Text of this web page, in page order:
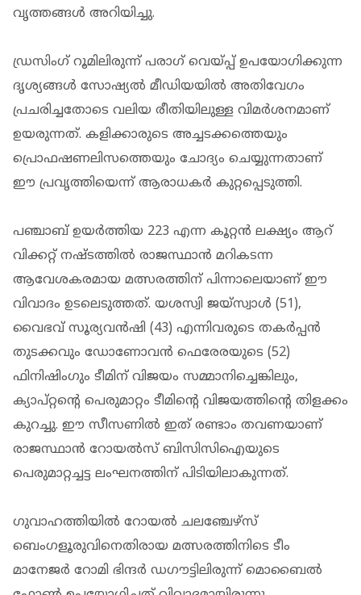
വൃത്തങ്ങള്‍ അറിയിച്ചു.
ഡ്രസിംഗ് റൂമിലിരുന്ന് പരാഗ് വെയ്പ്പ് ഉപയോഗിക്കുന്ന
ദൃശ്യങ്ങള്‍ സോഷ്യല്‍ മീഡിയയില്‍ അതിവേഗം
പ്രചരിച്ചതോടെ വലിയ രീതിയിലുള്ള വിമര്‍ശനമാണ്
ഉയരുന്നത്. കളിക്കാരുടെ അച്ചടക്കത്തെയും
പ്രൊഫഷണലിസത്തെയും ചോദ്യം ചെയ്യുന്നതാണ്
ഈ പ്രവൃത്തിയെന്ന് ആരാധകര്‍ കുറ്റപ്പെടുത്തി.
പഞ്ചാബ് ഉയര്‍ത്തിയ 223 എന്ന കൂറ്റന്‍ ലക്ഷ്യം ആറ്
വിക്കറ്റ് നഷ്ടത്തില്‍ രാജസ്ഥാന്‍ മറികടന്ന
ആവേശകരമായ മത്സരത്തിന് പിന്നാലെയാണ് ഈ
വിവാദം ഉടലെടുത്തത്. യശസ്വി ജയ്സ്വാള്‍ (51),
വൈഭവ് സൂര്യവന്‍ഷി (43) എന്നിവരുടെ തകര്‍പ്പന്‍
തുടക്കവും ഡോണോവന്‍ ഫെരേരയുടെ (52)
ഫിനിഷിംഗും ടീമിന് വിജയം സമ്മാനിച്ചെങ്കിലും,
ക്യാപ്റ്റന്റെ പെരുമാറ്റം ടീമിന്റെ വിജയത്തിന്റെ തിളക്കം
കുറച്ചു. ഈ സീസണില്‍ ഇത് രണ്ടാം തവണയാണ്
രാജസ്ഥാന്‍ റോയല്‍സ് ബിസിസിഐയുടെ
പെരുമാറ്റച്ചട്ട ലംഘനത്തിന് പിടിയിലാകുന്നത്.
ഗുവാഹത്തിയില്‍ റോയല്‍ ചലഞ്ചേഴ്സ്
ബെംഗളൂരുവിനെതിരായ മത്സരത്തിനിടെ ടീം
മാനേജര്‍ റോമി ഭിന്ദര്‍ ഡഗൗട്ടിലിരുന്ന് മൊബൈല്‍